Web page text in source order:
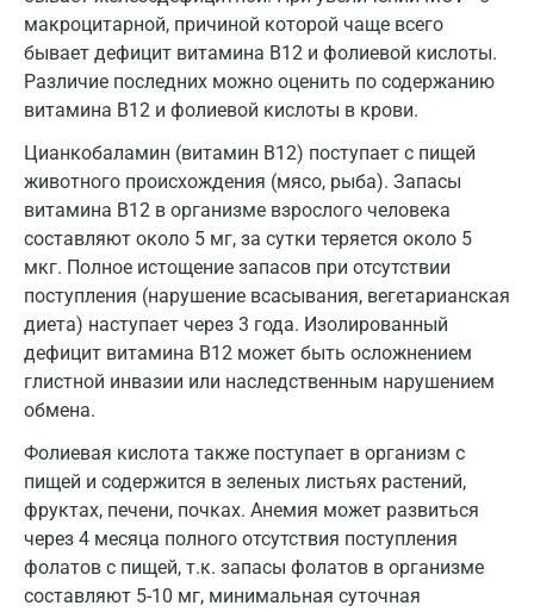
макроцитарной, причиной которой чаще всего
бывает дефицит витамина В12 и фолиевой кислоты.
Различие последних можно оценить по содержанию
витамина В12 и фолиевой кислоты в крови.
Цианкобаламин (витамин В12) поступает с пищей
животного происхождения (мясо, рыба). Запасы
витамина В12 в организме взрослого человека
составляют около 5 мг, за сутки теряется около 5
мкг. Полное истощение запасов при отсутствии
поступления (нарушение всасывания, вегетарианская
диета) наступает через 3 года. Изолированный
дефицит витамина В12 может быть осложнением
глистной инвазии или наследственным нарушением
обмена.
Фолиевая кислота также поступает в организм с
пищей и содержится в зеленых листьях растений,
фруктах, печени, почках. Анемия может развиться
через 4 месяца полного отсутствия поступления
фолатов с пищей, т.к. запасы фолатов в организме
составляют 5-10 мг, минимальная суточная
Новосибирск
Ногинск
Обнинск
Одинцово
Омск
Орел
Оренбург
Орехово-Зуево
Пенза
Пермь
Петрозаводск
Подольск